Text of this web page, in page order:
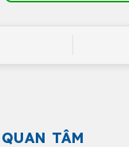
TÂM